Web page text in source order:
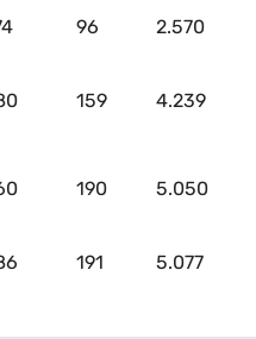
96 2.570
159 4.239
190 5.050
191 5.077